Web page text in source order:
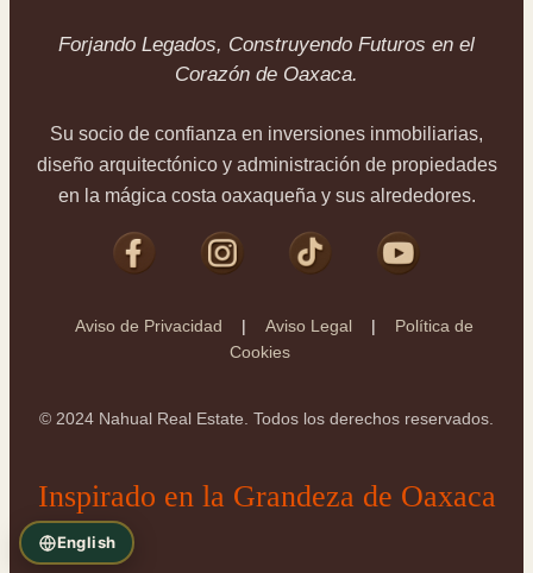
Forjando Legados, Construyendo Futuros en el
Corazón de Oaxaca.
Su socio de confianza en inversiones inmobiliarias,
diseño arquitectónico y administración de propiedades
en la mágica costa oaxaqueña y sus alrededores.
Aviso de Privacidad | Aviso Legal |
Política de
Cookies
© 2024 Nahual Real Estate. Todos los derechos reservados.
Inspirado en la Grandeza de Oaxaca
English